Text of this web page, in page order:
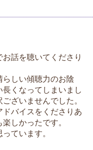
話を聴いてくださり
しい傾聴力のお陰
くなってしまいまし
ざいませんでした。
バイスをくださりあ
しかったです。
ています。